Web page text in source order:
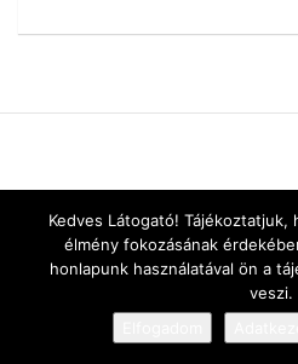
Kedves Látogató! Tájékoztatjuk,
élmény fokozásának
honlapunk használatával ön a
veszi.